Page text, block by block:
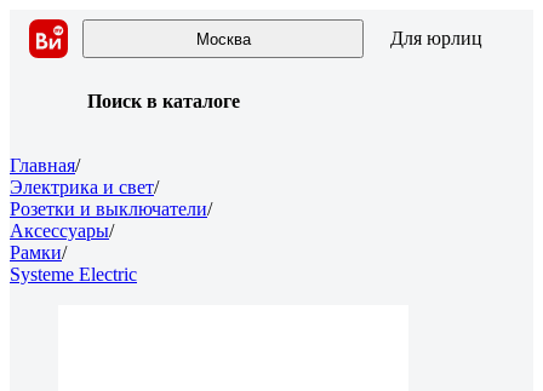
Москва Для юрлиц
Поиск в каталоге
Главная/
Электрика и свет/
Розетки и выключатели/
Аксессуары/
Рамки/
Systeme Electric